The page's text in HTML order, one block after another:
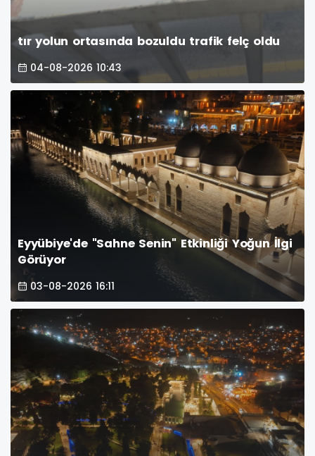
tır yolun ortasında bozuldu trafik felç oldu
04-08-2026 10:43
Eyyübiye'de "Sahne Senin" Etkinliği Yoğun İlgi
Görüyor
03-08-2026 16:11